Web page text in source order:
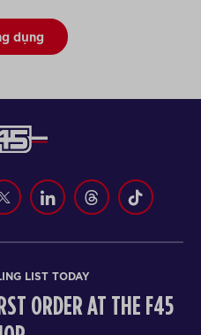
dụng
LIST TODAY
ORDER AT THE F45